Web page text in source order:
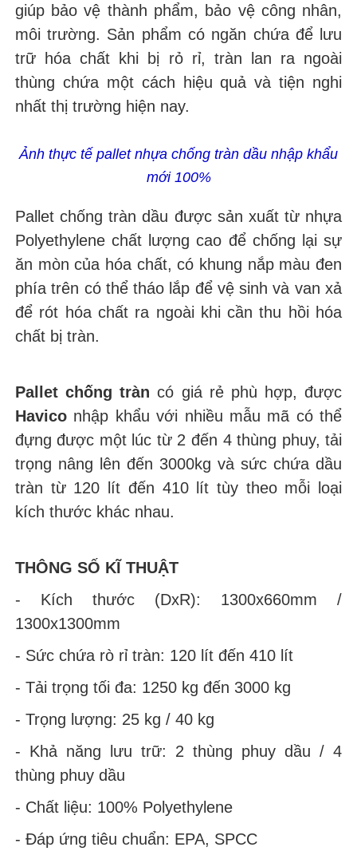
giúp bảo vệ thành phẩm, bảo vệ công nhân,
môi trường. Sản phẩm có ngăn chứa để lưu
trữ hóa chất khi bị rỏ rỉ, tràn lan ra ngoài
thùng chứa một cách hiệu quả và tiện nghi
nhất thị trường hiện nay.
Ảnh thực tế pallet nhựa chống tràn dầu nhập khẩu
mới 100%
Pallet chống tràn dầu được sản xuất từ nhựa
Polyethylene chất lượng cao để chống lại sự
ăn mòn của hóa chất, có khung nắp màu đen
phía trên có thể tháo lắp để vệ sinh và van xả
để rót hóa chất ra ngoài khi cần thu hồi hóa
chất bị tràn.
Pallet chống tràn có giá rẻ phù hợp, được
Haviconhập khẩu với nhiều mẫu mã có thể
đựng được một lúc từ 2 đến 4 thùng phuy, tải
trọng nâng lên đến 3000kg và sức chứa dầu
tràn từ 120 lít đến 410 lít tùy theo mỗi loại
kích thước khác nhau.
THÔNG SỐ KĨ THUẬT
- Kích thước (DxR): 1300x660mm /
1300x1300mm
- Sức chứa rò rỉ tràn: 120 lít đến 410 lít
- Tải trọng tối đa: 1250 kg đến 3000 kg
- Trọng lượng: 25 kg / 40 kg
- Khả năng lưu trữ: 2 thùng phuy dầu / 4
thùng phuy dầu
- Chất liệu: 100% Polyethylene
- Đáp ứng tiêu chuẩn: EPA, SPCC